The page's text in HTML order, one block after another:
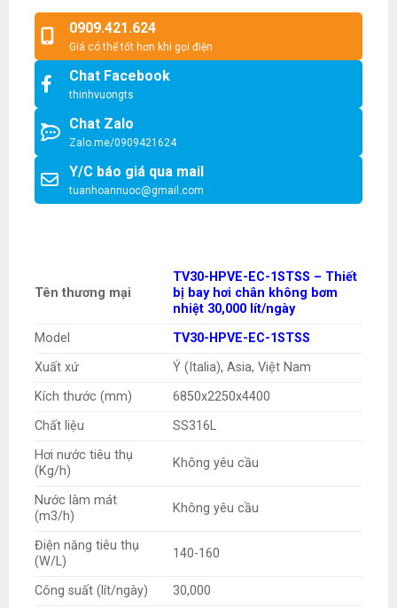
0909.421.624
Giá có thể tốt hơn khi gọi điện
Chat Facebook
thinhvuongts
Chat Zalo
Zalo.me/0909421624
Y/C báo giá qua mail
tuanhoannuoc@gmail.com
Tên thương mại
TV30-HPVE-EC-1STSS – Thiết
bị bay hơi chân không bơm
nhiệt 30,000 lít/ngày
Model
TV30-HPVE-EC-1STSS
Xuất xứ
Ý (Italia), Asia, Việt Nam
Kích thước (mm)
6850x2250x4400
Chất liệu
SS316L
Hơi nước tiêu thụ
(Kg/h)
Không yêu cầu
Nước làm mát
(m3/h)
Không yêu cầu
Điện năng tiêu thụ
(W/L)
140-160
Công suất (lít/ngày)
30,000